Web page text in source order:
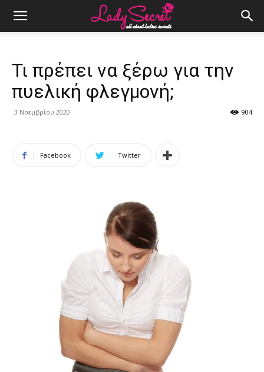
Τι πρέπει να ξέρω για την
πυελική φλεγμονή;
3 Νοεμβρίου 2020 904
Facebook Twitter